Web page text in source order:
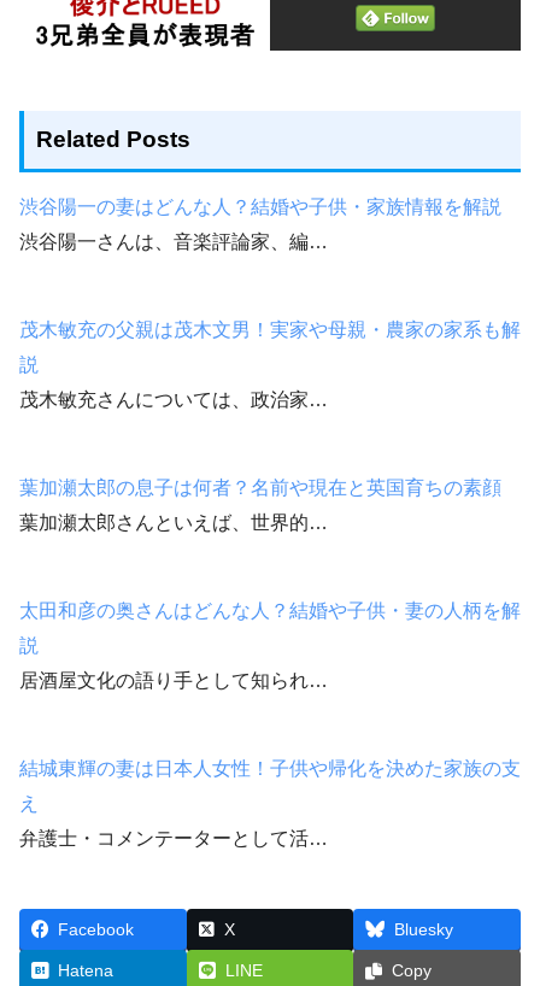
Related Posts
渋谷陽一の妻はどんな人？結婚や子供・家族情報を解説
渋谷陽一さんは、音楽評論家、編…
茂木敏充の父親は茂木文男！実家や母親・農家の家系も解
説
茂木敏充さんについては、政治家…
葉加瀬太郎の息子は何者？名前や現在と英国育ちの素顔
葉加瀬太郎さんといえば、世界的…
太田和彦の奥さんはどんな人？結婚や子供・妻の人柄を解
説
居酒屋文化の語り手として知られ…
結城東輝の妻は日本人女性！子供や帰化を決めた家族の支
え
弁護士・コメンテーターとして活…
Facebook X Bluesky
Hatena LINE Copy